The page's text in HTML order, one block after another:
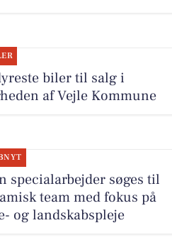
biler til salg i
af Vejle Kommune
specialarbejder søges til
team med fokus på
og landskabspleje